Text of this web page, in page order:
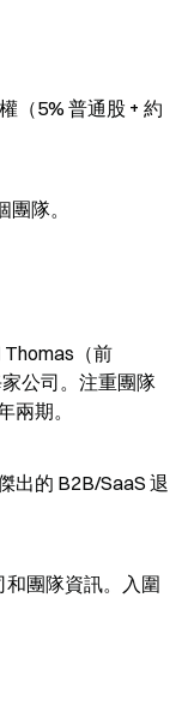
（5% 普通股 + 約
隊。
Thomas（前
公司。注重團隊
兩期。
出的 B2B/SaaS 退
和團隊資訊。入圍